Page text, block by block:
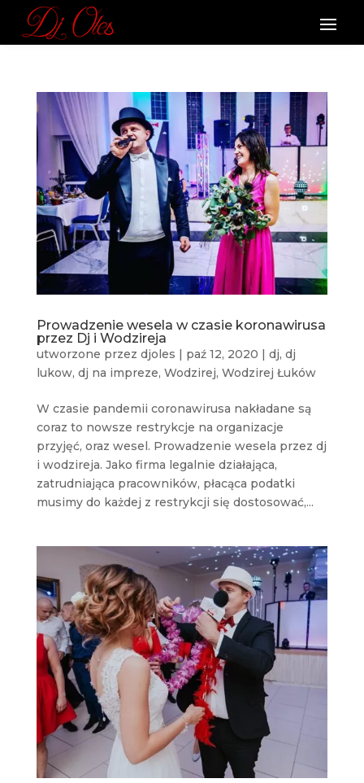
Prowadzenie wesela w czasie koronawirusa
przez Dj i Wodzireja
utworzone przez djoles | paź 12, 2020 | dj, dj
lukow, dj na impreze, Wodzirej, Wodzirej Łuków
W czasie pandemii coronawirusa nakładane są
coraz to nowsze restrykcje na organizacje
przyjęć, oraz wesel. Prowadzenie wesela przez dj
i wodzireja. Jako firma legalnie działająca,
zatrudniająca pracowników, płacąca podatki
musimy do każdej z restrykcji się dostosować,...